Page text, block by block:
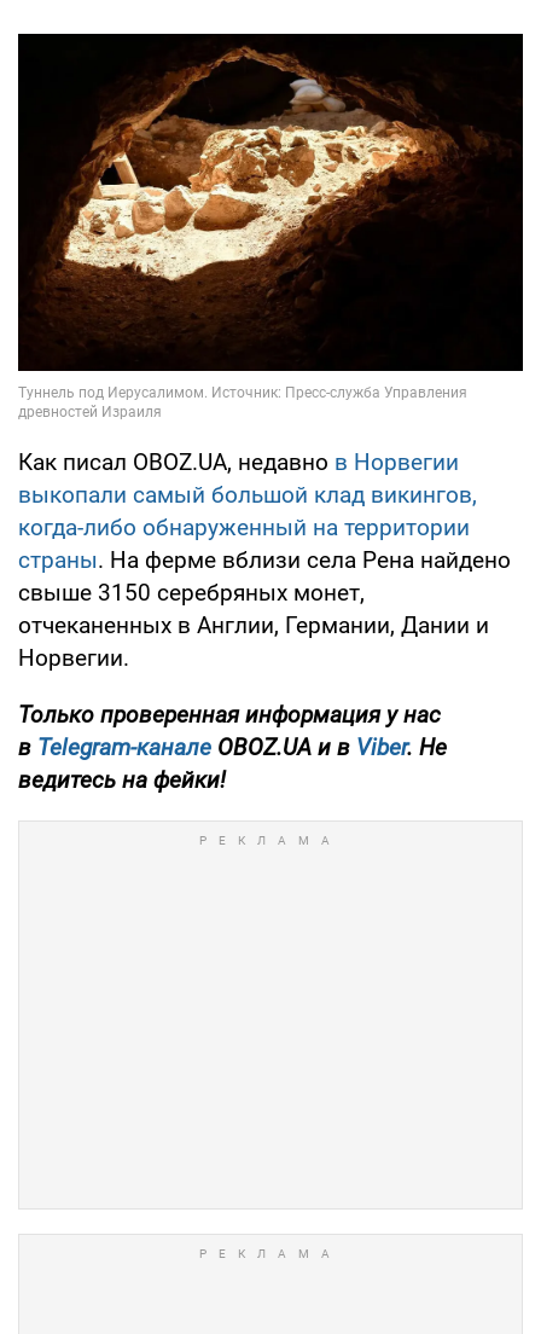
Как писал OBOZ.UA, недавно в Норвегии
выкопали самый большой клад викингов,
когда-либо обнаруженный на территории
страны. На ферме вблизи села Рена найдено
свыше 3150 серебряных монет,
отчеканенных в Англии, Германии, Дании и
Норвегии.
Только проверенная информация у нас
в Telegram-канале OBOZ.UA и в Viber. Не
ведитесь на фейки!